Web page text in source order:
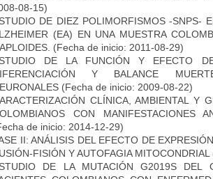
08-15)
DE DIEZ POLIMORFISMOS -SNPS-
(EA) EN UNA MUESTRA
(Fecha de inicio: 2011-08-29)
DE LA FUNCIÓN Y EFECTO
Y BALANCE
(Fecha de inicio: 2009-08-22)
CLÍNICA, AMBIENTAL Y
CON MANIFESTACIONES
de inicio: 2014-12-29)
II: ANÁLISIS DEL EFECTO DE
FISIÓN Y AUTOFAGIA MITOCONDRIAL
DE LA MUTACIÓN G2019S DEL